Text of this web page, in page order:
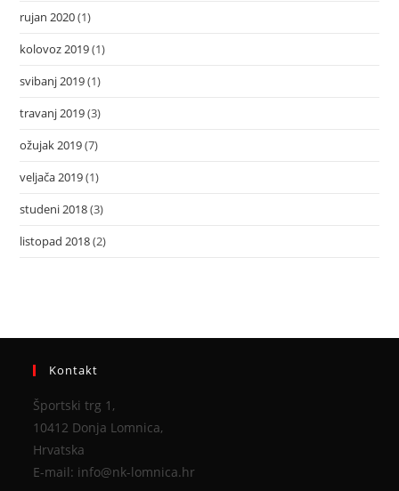
rujan 2020(1)
kolovoz 2019(1)
svibanj 2019(1)
travanj 2019(3)
ožujak 2019(7)
veljača 2019(1)
studeni 2018(3)
listopad 2018(2)
Kontakt
Športski trg 1,
10412 Donja Lomnica,
Hrvatska
E-mail: info@nk-lomnica.hr